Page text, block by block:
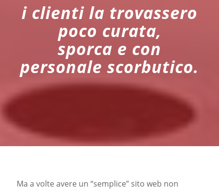
i clienti la trovassero
poco curata,
sporca e con
personale scorbutico.
Ma a volte avere un “semplice” sito web non